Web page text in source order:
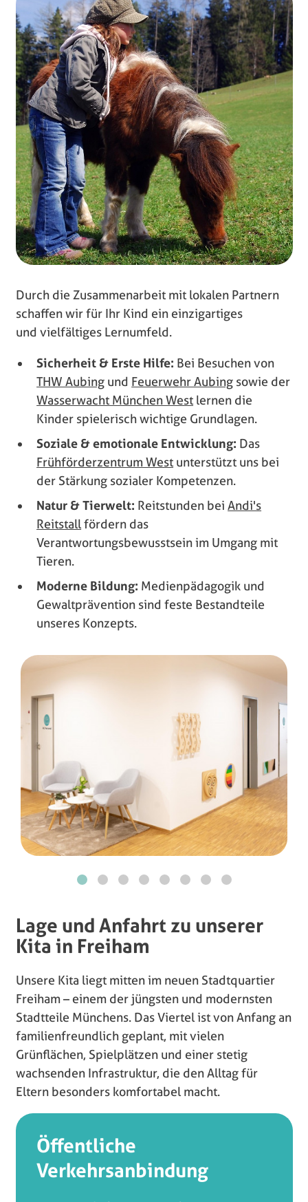
Durch die Zusammenarbeit mit lokalen Partnern
schaffen wir für Ihr Kind ein einzigartiges
und vielfältiges Lernumfeld.
Sicherheit & Erste Hilfe: Bei Besuchen von
THW Aubing und Feuerwehr Aubing sowie der
Wasserwacht München West lernen die
Kinder spielerisch wichtige Grundlagen.
Soziale & emotionale Entwicklung: Das
Frühförderzentrum West unterstützt uns bei
der Stärkung sozialer Kompetenzen.
Natur & Tierwelt: Reitstunden beiAndi's
Reitstallfördern das
Verantwortungsbewusstsein im Umgang mit
Tieren.
Moderne Bildung: Medienpädagogik und
Gewaltprävention sind feste Bestandteile
unseres Konzepts.
Lage und Anfahrt zu unserer
Kita in Freiham
Unsere Kita liegt mitten im neuen Stadtquartier
Freiham – einem der jüngsten und modernsten
Stadtteile Münchens. Das Viertel ist von Anfang an
familienfreundlich geplant, mit vielen
Grünflächen, Spielplätzen und einer stetig
wachsenden Infrastruktur, die den Alltag für
Eltern besonders komfortabel macht.
Öffentliche
Verkehrsanbindung